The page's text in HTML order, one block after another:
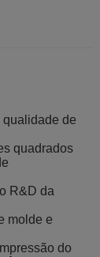
qualidade de
quadrados
R&D da
molde e
do